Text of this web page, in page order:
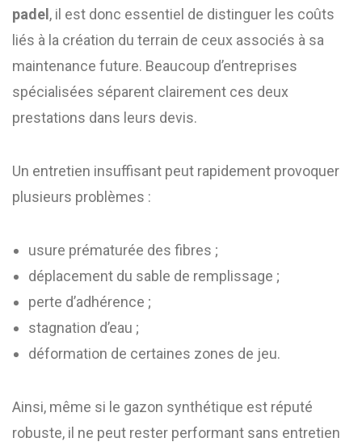
padel , il est donc essentiel de distinguer les coûts
liés à la création du terrain de ceux associés à sa
maintenance future. Beaucoup d’entreprises
spécialisées séparent clairement ces deux
prestations dans leurs devis.
Un entretien insuffisant peut rapidement provoquer
plusieurs problèmes :
usure prématurée des fibres ;
déplacement du sable de remplissage ;
perte d’adhérence ;
stagnation d’eau ;
déformation de certaines zones de jeu.
Ainsi, même si le gazon synthétique est réputé
robuste, il ne peut rester performant sans entretien